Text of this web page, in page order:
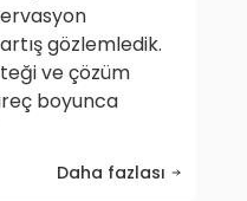
gözlemledik.
ve çözüm
boyunca
Daha fazlası